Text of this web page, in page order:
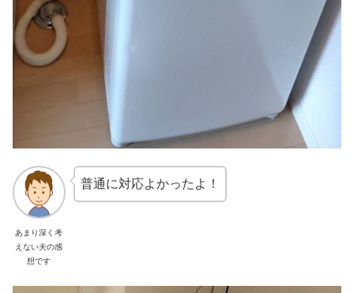
あまり深く考
えない夫の感
想です
普通に対応よかったよ！